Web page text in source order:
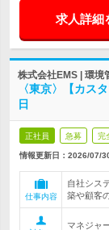
求人詳細
株式会社EMS | 環境
〈東京〉【カス
日
正社員 急募 完
情報更新日：2026/07/
仕事内容
自社シス
築や顧客
マネジャ